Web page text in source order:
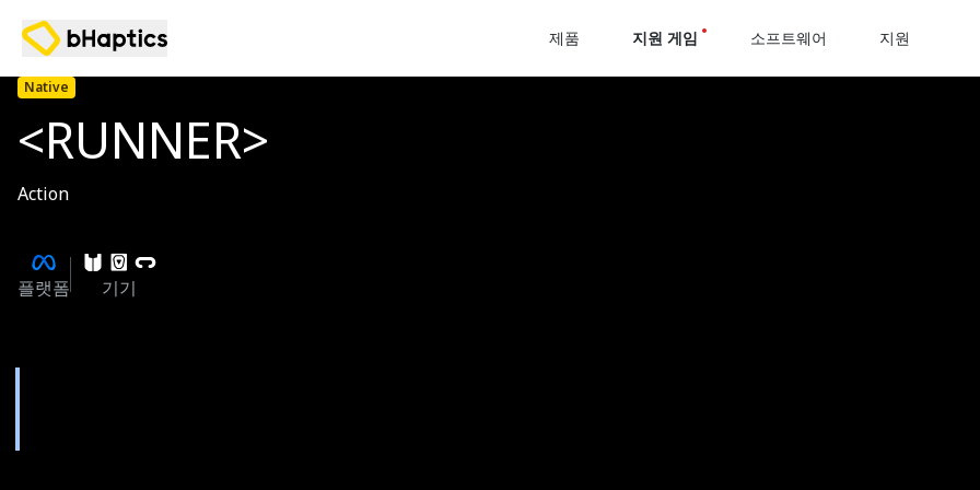
제품 지원 게임 소프트웨어 지원
Native
<RUNNER>
Action
플랫폼 기기